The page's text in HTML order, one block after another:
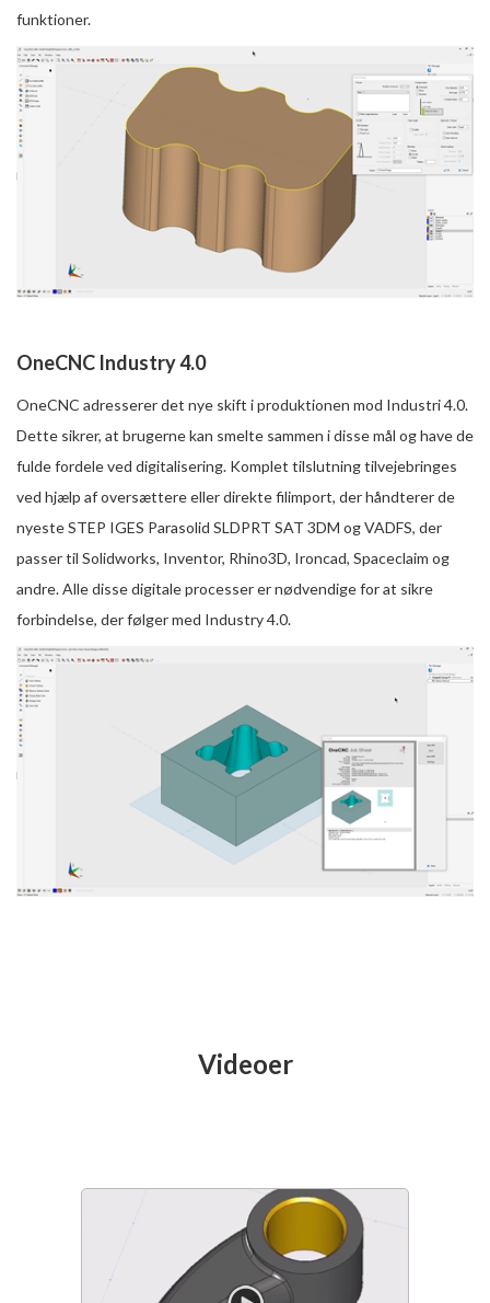
funktioner.
OneCNC Industry 4.0
OneCNC adresserer det nye skift i produktionen mod Industri 4.0.
Dette sikrer, at brugerne kan smelte sammen i disse mål og have de
fulde fordele ved digitalisering. Komplet tilslutning tilvejebringes
ved hjælp af oversættere eller direkte filimport, der håndterer de
nyeste STEP IGES Parasolid SLDPRT SAT 3DM og VADFS, der
passer til Solidworks, Inventor, Rhino3D, Ironcad, Spaceclaim og
andre. Alle disse digitale processer er nødvendige for at sikre
forbindelse, der følger med Industry 4.0.
Videoer